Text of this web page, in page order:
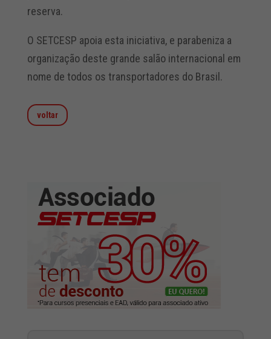
reserva.
O SETCESP apoia esta iniciativa, e parabeniza a
organização deste grande salão internacional em
nome de todos os transportadores do Brasil.
voltar